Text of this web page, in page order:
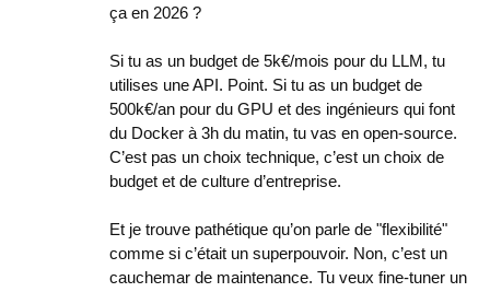
ça en 2026 ?
Si tu as un budget de 5k€/mois pour du LLM, tu
utilises une API. Point. Si tu as un budget de
500k€/an pour du GPU et des ingénieurs qui font
du Docker à 3h du matin, tu vas en open-source.
C’est pas un choix technique, c’est un choix de
budget et de culture d’entreprise.
Et je trouve pathétique qu’on parle de "flexibilité"
comme si c’était un superpouvoir. Non, c’est un
cauchemar de maintenance. Tu veux fine-tuner un